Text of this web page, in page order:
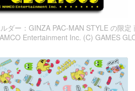
ダー：GINZA PAC-MAN STYLE の限
Entertainment Inc. (C) GAMES